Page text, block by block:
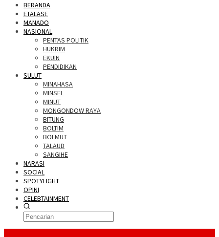
BERANDA
ETALASE
MANADO
NASIONAL
PENTAS POLITIK
HUKRIM
EKUIN
PENDIDIKAN
SULUT
MINAHASA
MINSEL
MINUT
MONGONDOW RAYA
BITUNG
BOLTIM
BOLMUT
TALAUD
SANGIHE
NARASI
SOCIAL
SPOTYLIGHT
OPINI
CELEBTAINMENT